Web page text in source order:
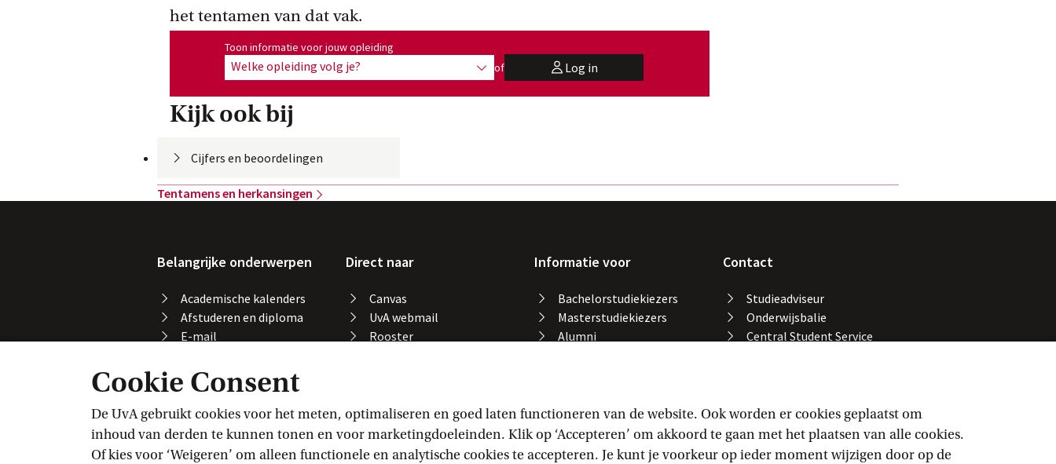
Cookie Consent
De UvA gebruikt cookies voor het meten, optimaliseren en goed laten functioneren van de website. Ook worden er cookies geplaatst om
inhoud van derden te kunnen tonen en voor marketingdoeleinden. Klik op ‘Accepteren’ om akkoord te gaan met het plaatsen van alle cookies.
Of kies voor ‘Weigeren’ om alleen functionele en analytische cookies te accepteren. Je kunt je voorkeur op ieder moment wijzigen door op de
het tentamen van dat vak.
Toon informatie voor opleiding:
Toon informatie voor jouw opleiding
Welke opleiding volg je? toon opties
of userLog in
Kijk ook bij
Cijfers en beoordelingen
Tentamens en herkansingen
Belangrijke onderwerpen
Academische kalenders
Afstuderen en diploma
E-mail
scannen
Studeren in het buitenland
Vakaanmelding
VPN
Wifi
Direct naar
Canvas
UvA webmail
Rooster
Gevonden voorwerpen
Studieresultaten
Vakaanmelding
Informatie voor
Bachelorstudiekiezers
Masterstudiekiezers
Alumni
Contact
Studieadviseur
Onderwijsbalie
Central Student Service
Facility Services
Locaties en gebouwen
UvA-alarmnummer